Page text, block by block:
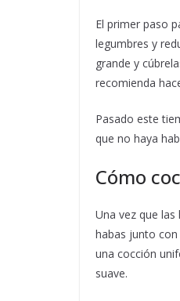
El primer paso
legumbres y
grande y
recomienda
Pasado este
que no haya
Cómo
Una vez que
habas junto
una cocción
suave.